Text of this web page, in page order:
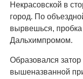
Некрасовской в
город. По
вырвешься, пробка
Дальхимпромом.
Образовался
вышеназванной